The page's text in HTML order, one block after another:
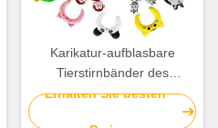
Karikatur-aufblasbare
Tierstirnbänder des
Kind24pcs vereiteln Ballone
Erhalten Sie besten